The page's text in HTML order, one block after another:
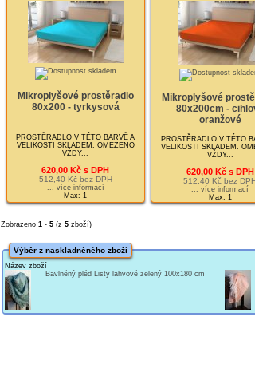
Mikroplyšové prostěradlo
80x200 - tyrkysová
PROSTĚRADLO V TÉTO BARVĚ A
VELIKOSTI SKLADEM. OMEZENO
VŽDY...
620,00 Kč s DPH
512,40 Kč bez DPH
... více informací
Max: 1
Mikroplyšové
80x200cm -
oranžové
PROSTĚRADLO V TÉTO
VELIKOSTI SKLADEM.
VŽDY...
620,00 Kč s DPH
512,40 Kč bez
... více informací
Max: 1
Zobrazeno 1 - 5(z 5zboží)
Výběr z naskladněného zboží
Název zboží
Bavlněný pléd Listy lahvově zelený 100x180 cm